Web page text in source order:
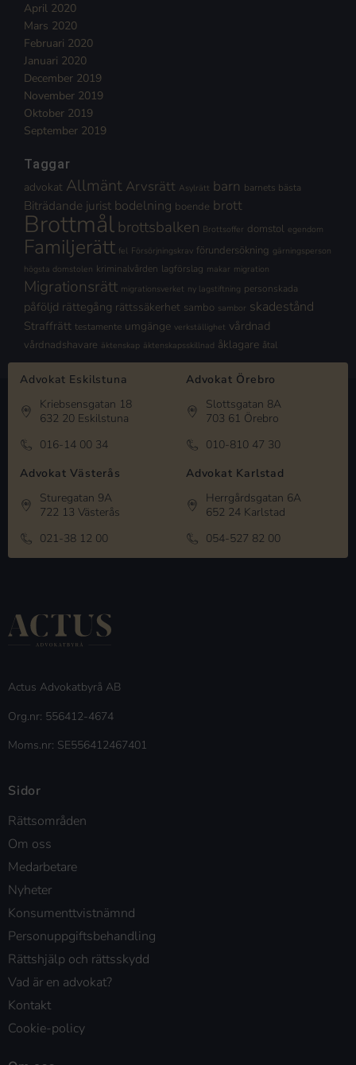
April 2020
Mars 2020
Februari 2020
Januari 2020
December 2019
November 2019
Oktober 2019
September 2019
Taggar
advokat Allmänt Arvsrätt Asylrätt barn barnets bästa
Biträdande jurist bodelning boende brott
Brottmålbrottsbalken Brottsoffer domstol egendom
Familjerätt fel Försörjningskrav förundersökning gärningsperson
högsta domstolen kriminalvården lagförslag makar migration
Migrationsrätt migrationsverket ny lagstiftning personskada
påföljd rättegång rättssäkerhet sambo sambor skadestånd
Straffrätt testamente umgänge verkställighet vårdnad
vårdnadshavare äktenskap äktenskapsskillnad åklagare åtal
Advokat Eskilstuna
Kriebsensgatan 18
632 20 Eskilstuna
016-14 00 34
Advokat Örebro
Slottsgatan 8A
703 61 Örebro
010-810 47 30
Advokat Västerås
Sturegatan 9A
722 13 Västerås
021-38 12 00
Advokat Karlstad
Herrgårdsgatan 6A
652 24 Karlstad
054-527 82 00
Actus Advokatbyrå AB
Org.nr: 556412-4674
Moms.nr: SE556412467401
Sidor
Rättsområden
Om oss
Medarbetare
Nyheter
Konsumenttvistnämnd
Personuppgiftsbehandling
Rättshjälp och rättsskydd
Vad är en advokat?
Kontakt
Cookie-policy